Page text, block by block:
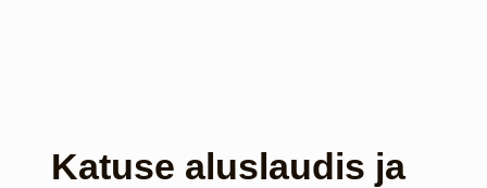
Katuse aluslaudis ja